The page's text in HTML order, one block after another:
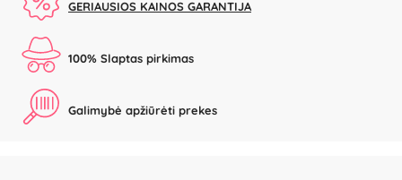
GERIAUSIOS KAINOS GARANTIJA
100% Slaptas pirkimas
Galimybė apžiūrėti prekes